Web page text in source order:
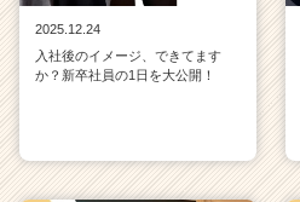
2025.12.24
入社後のイメージ、できてます
か？新卒社員の1日を大公開！